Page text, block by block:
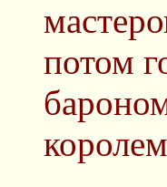
потом